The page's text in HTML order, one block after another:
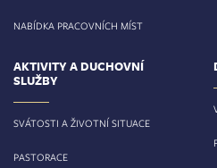
NABÍDKA PRACOVNÍCH MÍST
AKTIVITY A DUCHOVNÍ
SLUŽBY
SVÁTOSTI A ŽIVOTNÍ SITUACE
PASTORACE